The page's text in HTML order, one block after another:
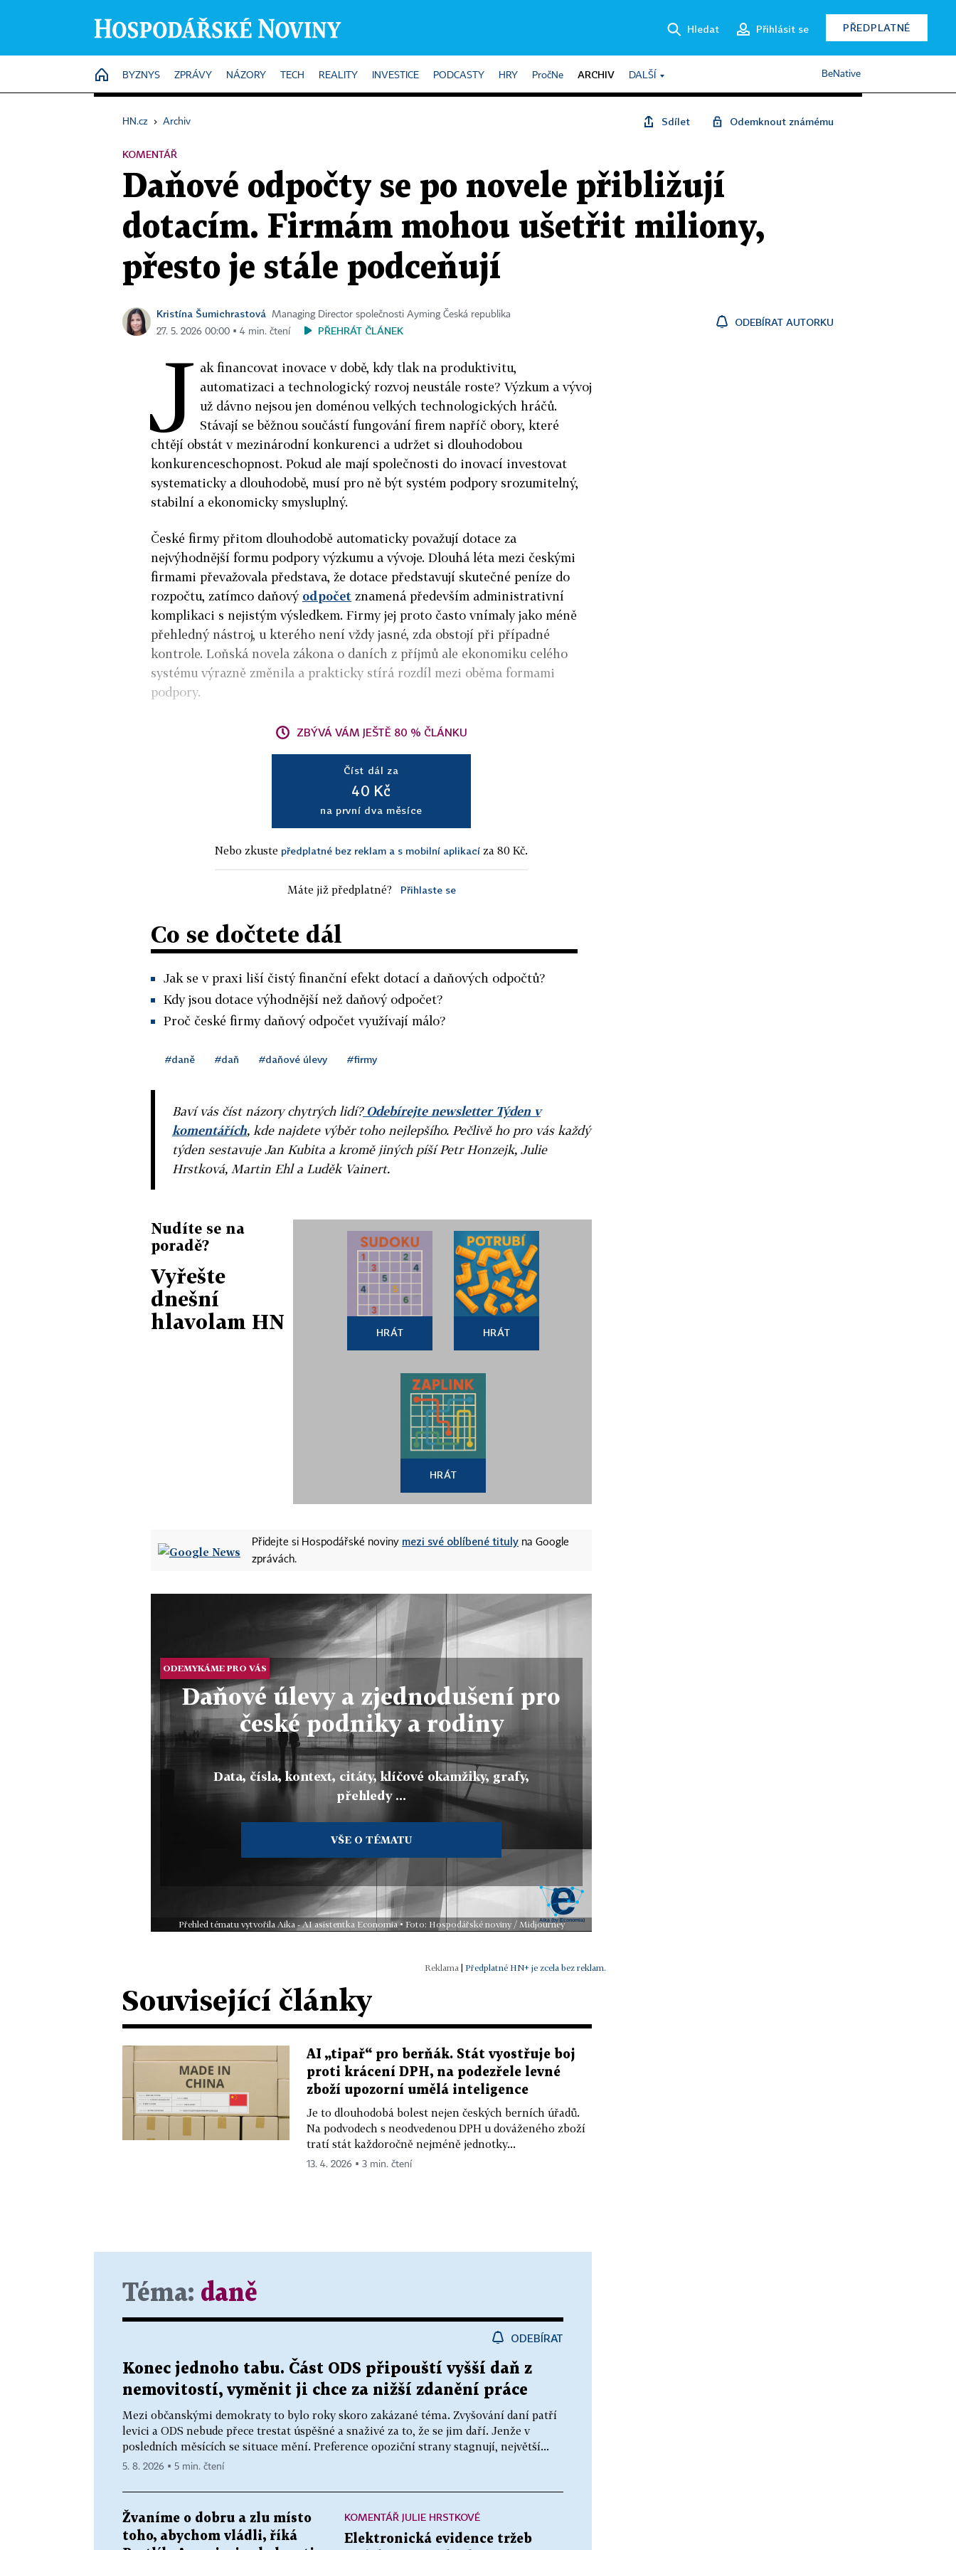
Hledat Přihlásit se PŘEDPLATNÉ
HOME
BYZNYS ZPRÁVY NÁZORY TECH REALITY INVESTICE PODCASTY HRY PročNe ARCHIV DALŠÍ BeNative
HN.cz › Archiv Sdílet Odemknout známému
KOMENTÁŘ
Daňové odpočty se po novele přibližují
dotacím. Firmám mohou ušetřit miliony,
přesto je stále podceňují
Kristína Šumichrastová
Managing Director společnosti Ayming Česká republika
27. 5. 2026 00:00 ▪ 4 min. čtení
PŘEHRÁT ČLÁNEK
ODEBÍRAT AUTORKU
J ak financovat inovace v době, kdy tlak na produktivitu,
automatizaci a technologický rozvoj neustále roste? Výzkum a vývoj
už dávno nejsou jen doménou velkých technologických hráčů.
Stávají se běžnou součástí fungování firem napříč obory, které
chtějí obstát v mezinárodní konkurenci a udržet si dlouhodobou
konkurenceschopnost. Pokud ale mají společnosti do inovací investovat
systematicky a dlouhodobě, musí pro ně být systém podpory srozumitelný,
stabilní a ekonomicky smysluplný.
České firmy přitom dlouhodobě automaticky považují dotace za
nejvýhodnější formu podpory výzkumu a vývoje. Dlouhá léta mezi českými
firmami převažovala představa, že dotace představují skutečné peníze do
rozpočtu, zatímco daňový odpočet znamená především administrativní
komplikaci s nejistým výsledkem. Firmy jej proto často vnímaly jako méně
přehledný nástroj, u kterého není vždy jasné, zda obstojí při případné
kontrole. Loňská novela zákona o daních z příjmů ale ekonomiku celého
systému výrazně změnila a prakticky stírá rozdíl mezi oběma formami
podpory.
ZBÝVÁ VÁM JEŠTĚ 80 % ČLÁNKU
Číst dál za
40 Kč
na první dva měsíce
Nebo zkuste předplatné bez reklam a s mobilní aplikací za 80 Kč.
Máte již předplatné? Přihlaste se
Co se dočtete dál
Jak se v praxi liší čistý finanční efekt dotací a daňových odpočtů?
Kdy jsou dotace výhodnější než daňový odpočet?
Proč české firmy daňový odpočet využívají málo?
#daně #daň #daňové úlevy #firmy
Baví vás číst názory chytrých lidí?Odebírejte newsletter Týden v
komentářích, kde najdete výběr toho nejlepšího. Pečlivě ho pro vás každý
týden sestavuje Jan Kubita a kromě jiných píší Petr Honzejk, Julie
Hrstková, Martin Ehl a Luděk Vainert.
Nudíte se na
poradě?
Vyřešte
dnešní
hlavolam HN
HRÁT HRÁT
HRÁT
Přidejte si Hospodářské noviny mezi své oblíbené tituly na Google
zprávách.
ODEMYKÁME PRO VÁS
Daňové úlevy a zjednodušení pro
české podniky a rodiny
Data, čísla, kontext, citáty, klíčové okamžiky, grafy,
přehledy ...
VŠE O TÉMATU
Přehled tématu vytvořila Aika - AI asistentka Economia • Foto: Hospodářské noviny / Midjourney
Předplatné HN+ je zcela bez reklam.
Související články
AI „tipař“ pro berňák. Stát vyostřuje boj
proti krácení DPH, na podezřele levné
zboží upozorní umělá inteligence
Je to dlouhodobá bolest nejen českých berních úřadů.
Na podvodech s neodvedenou DPH u dováženého zboží
tratí stát každoročně nejméně jednotky...
13. 4. 2026 ▪ 3 min. čtení
Téma: daně
ODEBÍRAT
Konec jednoho tabu. Část ODS připouští vyšší daň z
nemovitostí, vyměnit ji chce za nižší zdanění práce
Mezi občanskými demokraty to bylo roky skoro zakázané téma. Zvyšování daní patří
levici a ODS nebude přece trestat úspěšné a snaživé za to, že se jim daří. Jenže v
posledních měsících se situace mění. Preference opoziční strany stagnují, největší...
5. 8. 2026 ▪ 5 min. čtení
Žvaníme o dobru a zlu místo
toho, abychom vládli, říká
KOMENTÁŘ JULIE HRSTKOVÉ
Elektronická evidence tržeb